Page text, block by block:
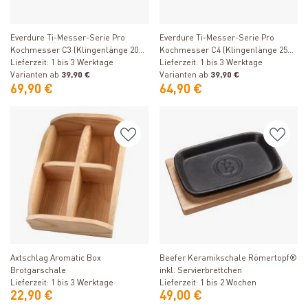
Everdure Ti-Messer-Serie Pro
Kochmesser C3 (Klingenlänge 203
mm)
Lieferzeit: 1 bis 3 Werktage
Varianten ab 39,90 €
69,90 €
Everdure Ti-Messer-Serie Pro
Kochmesser C4 (Klingenlänge 254
mm)
Lieferzeit: 1 bis 3 Werktage
Varianten ab 39,90 €
64,90 €
Produkt ansehen
Axtschlag Aromatic Box
Brotgarschale
Lieferzeit: 1 bis 3 Werktage
22,90 €
Beefer Keramikschale Römertopf®
inkl. Servierbrettchen
Lieferzeit: 1 bis 2 Wochen
49,00 €